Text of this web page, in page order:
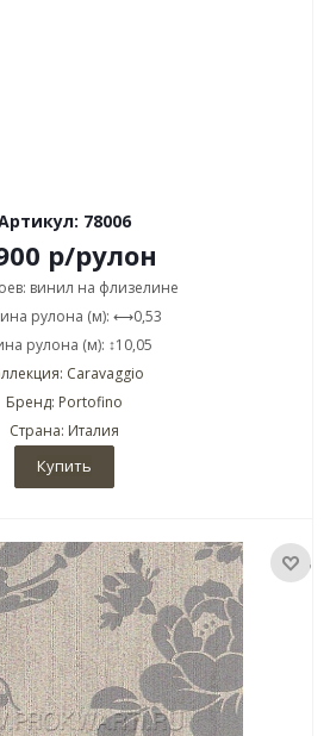
78006
р/рулон
винил на флизелине
рулона (м): ⟷0,53
рулона (м): ↕10,05
Caravaggio
Бренд: Portofino
Страна: Италия
Купить